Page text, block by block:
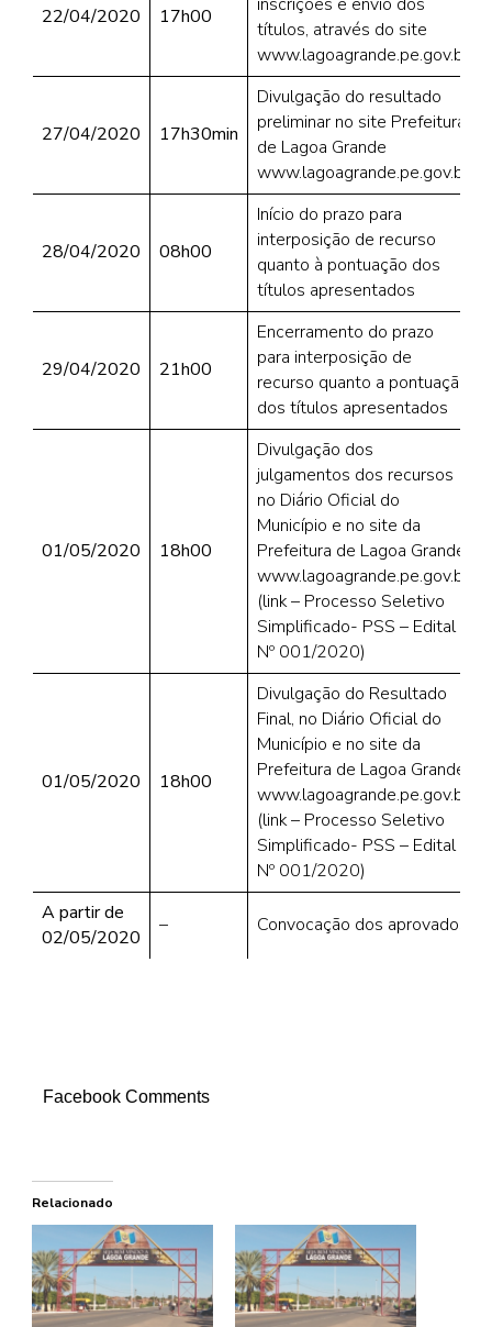
22/04/2020 17h00
títulos, através do site
www.lagoagrande.pe.gov.br
27/04/2020 17h30min
Divulgação do resultado
preliminar no site Prefeitura
de Lagoa Grande
www.lagoagrande.pe.gov.br
28/04/2020 08h00
Início do prazo para
interposição de recurso
quanto à pontuação dos
títulos apresentados
29/04/2020 21h00
Encerramento do prazo
para interposição de
recurso quanto a pontuação
dos títulos apresentados
01/05/2020 18h00
Divulgação dos
julgamentos dos recursos
no Diário Oficial do
Município e no site da
Prefeitura de Lagoa Grande,
www.lagoagrande.pe.gov.br
(link – Processo Seletivo
Simplificado- PSS – Edital
Nº 001/2020)
01/05/2020 18h00
Divulgação do Resultado
Final, no Diário Oficial do
Município e no site da
Prefeitura de Lagoa Grande
www.lagoagrande.pe.gov.br
(link – Processo Seletivo
Simplificado- PSS – Edital
Nº 001/2020)
A partir de
02/05/2020
– Convocação dos aprovados
Facebook Comments
Relacionado